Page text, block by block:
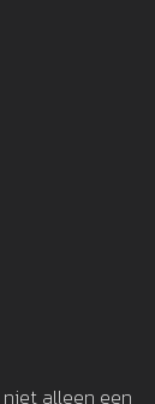
niet alleen een